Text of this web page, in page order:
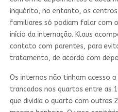
inquérito, no entanto, os
familiares só podiam falar com
início da internação. Klaus
contato com parentes, para
tratamento, de acordo com
Os internos não tinham acesso
trancados nos quartos entre as
que dividia o quarto com outras